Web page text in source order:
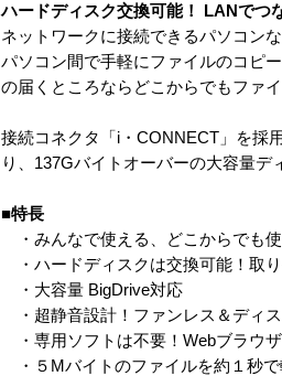
ハードディスク交換可能！ LANでつ
ネットワークに接続できるパソコン
パソコン間で手軽にファイルのコピ
の届くところならどこからでもファ
接続コネクタ「i・CONNECT」を採
り、137Gバイトオーバーの大容量デ
■特長
・みんなで使える、どこからでも
・ハードディスクは交換可能！取
・大容量 BigDrive対応
・超静音設計！ファンレス＆ディ
・専用ソフトは不要！Webブラウ
・５Mバイトのファイルを約１秒